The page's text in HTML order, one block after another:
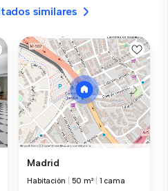
similares
Madrid
Habitación 50 m² 1 cama